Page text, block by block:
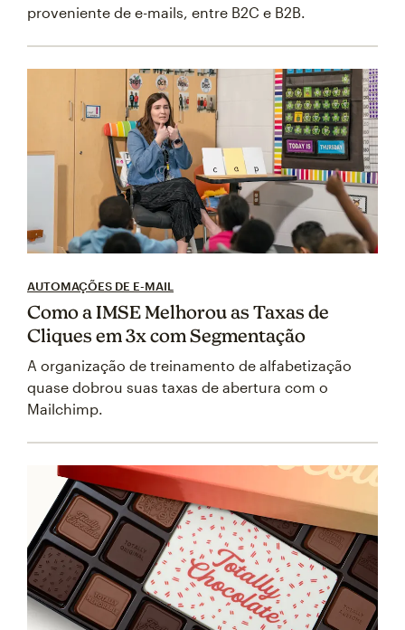
proveniente de e-mails, entre B2C e B2B.
AUTOMAÇÕES DE E-MAIL
Como a IMSE Melhorou as Taxas de
Cliques em 3x com Segmentação
A organização de treinamento de alfabetização
quase dobrou suas taxas de abertura com o
Mailchimp.